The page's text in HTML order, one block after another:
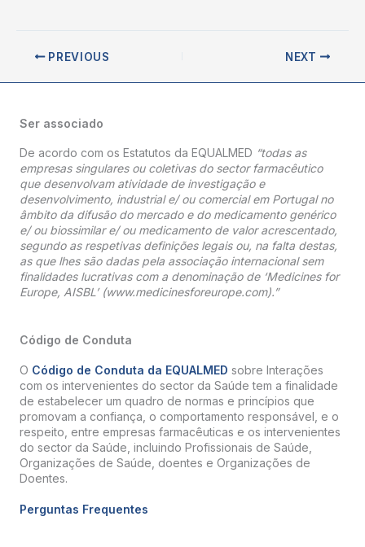
PREVIOUS NEXT
Ser associado
De acordo com os Estatutos da EQUALMED “todas as
empresas singulares ou coletivas do sector farmacêutico
que desenvolvam atividade de investigação e
desenvolvimento, industrial e/ ou comercial em Portugal no
âmbito da difusão do mercado e do medicamento genérico
e/ ou biossimilar e/ ou medicamento de valor acrescentado,
segundo as respetivas definições legais ou, na falta destas,
as que lhes são dadas pela associação internacional sem
finalidades lucrativas com a denominação de ‘Medicines for
Europe, AISBL’ (www.medicinesforeurope.com).”
Código de Conduta
O Código de Conduta da EQUALMED sobre Interações
com os intervenientes do sector da Saúde tem a finalidade
de estabelecer um quadro de normas e princípios que
promovam a confiança, o comportamento responsável, e o
respeito, entre empresas farmacêuticas e os intervenientes
do sector da Saúde, incluindo Profissionais de Saúde,
Organizações de Saúde, doentes e Organizações de
Doentes.
Perguntas Frequentes